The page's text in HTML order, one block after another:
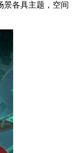
各具主题，空间